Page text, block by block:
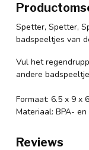
Spetter, Spetter,
badspeeltjes van
Vul het
andere
Formaat: 6.5 x 9 x
Materiaal: BPA- en
Reviews